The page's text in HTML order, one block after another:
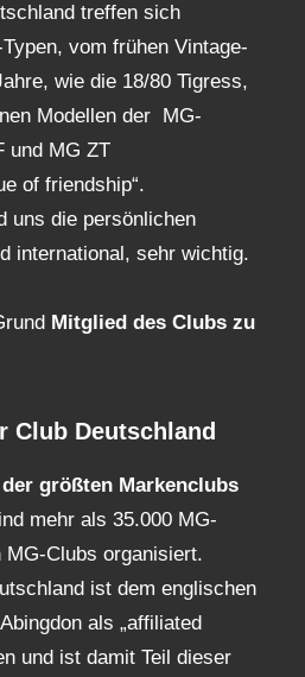
treffen sich
vom frühen Vintage-
wie die 18/80 Tigress,
Modellen der MG-
und MG ZT
of friendship“.
uns die persönlichen
international, sehr wichtig.
Mitglied des Clubs zu
Club Deutschland
größten Markenclubs
mehr als 35.000 MG-
MG-Clubs organisiert.
ist dem englischen
als „affiliated
und ist damit Teil dieser